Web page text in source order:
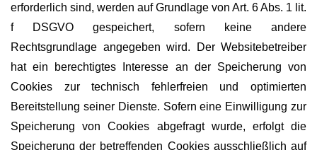
erforderlich sind, werden auf Grundlage von Art. 6 Abs. 1 lit.
f DSGVO gespeichert, sofern keine andere
Rechtsgrundlage angegeben wird. Der Websitebetreiber
hat ein berechtigtes Interesse an der Speicherung von
Cookies zur technisch fehlerfreien und optimierten
Bereitstellung seiner Dienste. Sofern eine Einwilligung zur
Speicherung von Cookies abgefragt wurde, erfolgt die
Speicherung der betreffenden Cookies ausschließlich auf